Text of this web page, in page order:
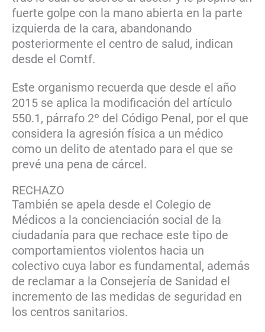
fuerte golpe con la mano abierta en la parte
izquierda de la cara, abandonando
posteriormente el centro de salud, indican
desde el Comtf.
Este organismo recuerda que desde el año
2015 se aplica la modificación del artículo
550.1, párrafo 2º del Código Penal, por el que
considera la agresión física a un médico
como un delito de atentado para el que se
prevé una pena de cárcel.
RECHAZO
También se apela desde el Colegio de
Médicos a la concienciación social de la
ciudadanía para que rechace este tipo de
comportamientos violentos hacia un
colectivo cuya labor es fundamental, además
de reclamar a la Consejería de Sanidad el
incremento de las medidas de seguridad en
los centros sanitarios.